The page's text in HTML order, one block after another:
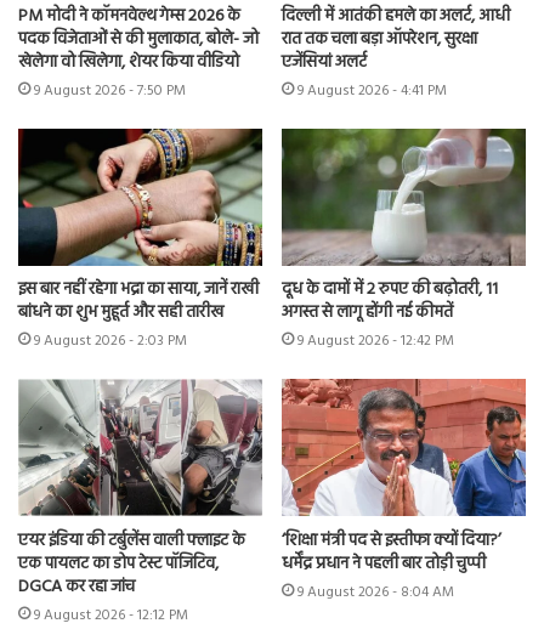
PM मोदी ने कॉमनवेल्थ गेम्स 2026 के
पदक विजेताओं से की मुलाकात, बोले- जो
खेलेगा वो खिलेगा, शेयर किया वीडियो
9 August 2026 - 7:50 PM
दिल्ली में आतंकी हमले का अलर्ट, आधी
रात तक चला बड़ा ऑपरेशन, सुरक्षा
एजेंसियां अलर्ट
9 August 2026 - 4:41 PM
इस बार नहीं रहेगा भद्रा का साया, जानें राखी
बांधने का शुभ मुहूर्त और सही तारीख
9 August 2026 - 2:03 PM
दूध के दामों में 2 रुपए की बढ़ोतरी, 11
अगस्त से लागू होंगी नई कीमतें
9 August 2026 - 12:42 PM
एयर इंडिया की टर्बुलेंस वाली फ्लाइट के
एक पायलट का डोप टेस्ट पॉजिटिव,
DGCA कर रहा जांच
9 August 2026 - 12:12 PM
‘शिक्षा मंत्री पद से इस्तीफा क्यों दिया?’
धर्मेंद्र प्रधान ने पहली बार तोड़ी चुप्पी
9 August 2026 - 8:04 AM